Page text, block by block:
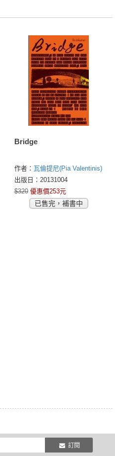
Bridge
作者： 瓦倫提尼(Pia Valentinis)
出版日：20131004
$320 優惠價253元
已售完，補書中
訂閱